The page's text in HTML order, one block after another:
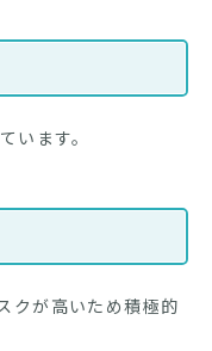
います。
クが高いため積極的